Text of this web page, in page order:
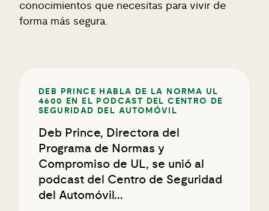
conocimientos que necesitas para vivir de
forma más segura.
DEB PRINCE HABLA DE LA NORMA UL
4600 EN EL PODCAST DEL CENTRO DE
SEGURIDAD DEL AUTOMÓVIL
Deb Prince, Directora del
Programa de Normas y
Compromiso de UL, se unió al
podcast del Centro de Seguridad
del Automóvil...